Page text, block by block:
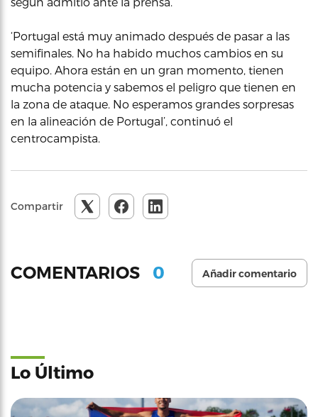
‘Portugal está muy animado después de pasar a las
semifinales. No ha habido muchos cambios en su
equipo. Ahora están en un gran momento, tienen
mucha potencia y sabemos el peligro que tienen en
la zona de ataque. No esperamos grandes sorpresas
en la alineación de Portugal’, continuó el
centrocampista.
Compartir
COMENTARIOS 0 Añadir comentario
Lo Último